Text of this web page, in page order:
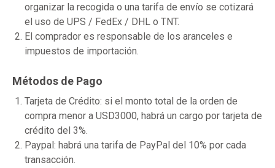
organizar la recogida o una tarifa de envío se cotizará
el uso de UPS / FedEx / DHL o TNT.
El comprador es responsable de los aranceles e
impuestos de importación.
Métodos de Pago
Tarjeta de Crédito: si el monto total de la orden de
compra menor a USD3000, habrá un cargo por tarjeta de
crédito del 3%.
Paypal: habrá una tarifa de PayPal del 10% por cada
transacción.